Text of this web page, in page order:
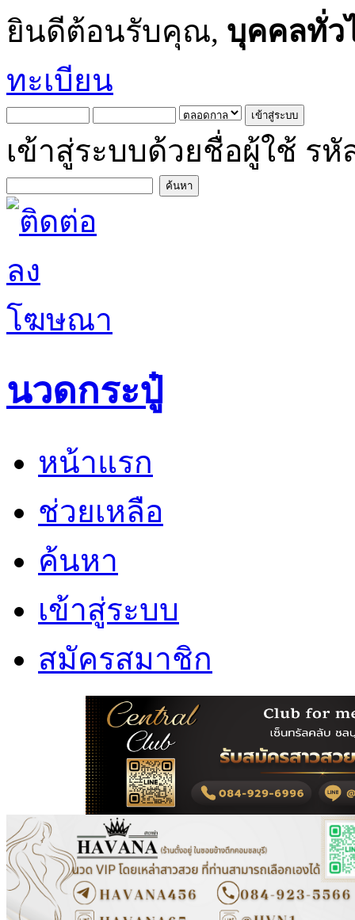
ยินดีต้อนรับคุณ, บุคคลทั่ว
ทะเบียน
เข้าสู่ระบบด้วยชื่อผู้ใช้ รหั
นวดกระปู๋
หน้าแรก
ช่วยเหลือ
ค้นหา
เข้าสู่ระบบ
สมัครสมาชิก